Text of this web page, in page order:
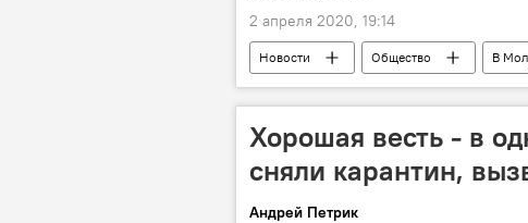
2 апреля 2020, 19:14
Новости Общество В
Хорошая весть - в
сняли карантин,
Андрей Петрик